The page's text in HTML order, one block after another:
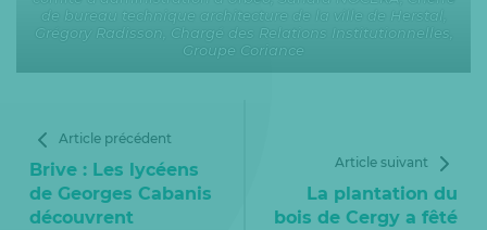
de bureau technique architecture de la ville de Herstal,
Grégory Radisson, Chargé des Relations Institutionnelles,
Groupe Coriance
Article précédent
Brive : Les lycéens
de Georges Cabanis
découvrent
Article suivant
La plantation du
bois de Cergy a fêté